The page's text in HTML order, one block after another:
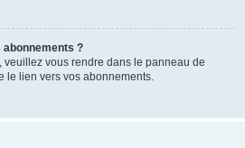
?
veuillez vous rendre dans le panneau de
le lien vers vos abonnements.